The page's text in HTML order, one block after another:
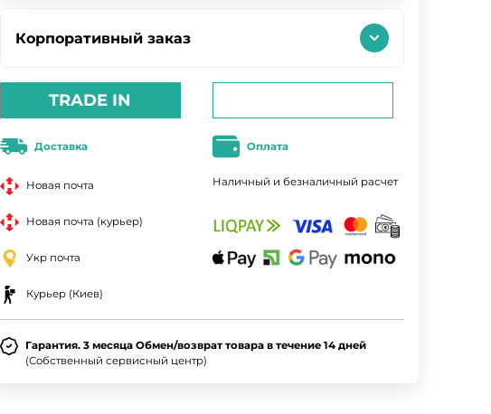
Корпоративный заказ
TRADE IN
Доставка
Новая почта
Новая почта (курьер)
Укр почта
Курьер (Киев)
Оплата
Наличный и безналичный расчет
Гарантия. 3 месяца Обмен/возврат товара в течение 14 дней
(Собственный сервисный центр)